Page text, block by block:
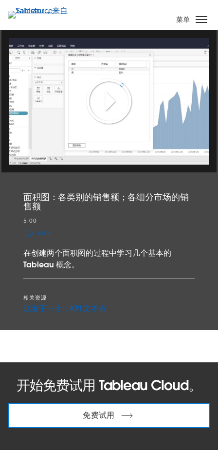
转
到
菜单
Play
Video
面积图：各类别的销售额；各细分市场的销
售额
5:00
MP4
在创建两个面积图的过程中学习几个基本的
Tableau 概念。
相关资源
观看下一个：KPI 文本表
开始免费试用 Tableau Cloud。
免费试用